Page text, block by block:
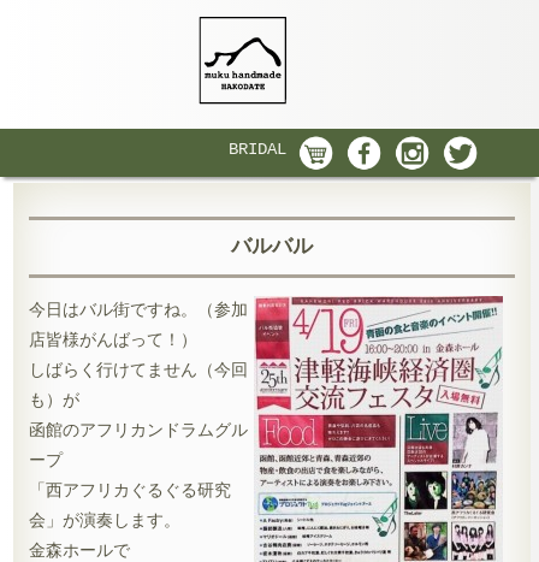
BRIDAL
バルバル
今日はバル街ですね。（参加
店皆様がんばって！）
しばらく行けてません（今回
も）が
函館のアフリカンドラムグル
ープ
「西アフリカぐるぐる研究
会」が演奏します。
金森ホールで